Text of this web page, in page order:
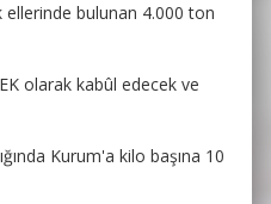
bulunan 4.000 ton
olarak kabûl edecek ve
Kurum'a kilo başına 10